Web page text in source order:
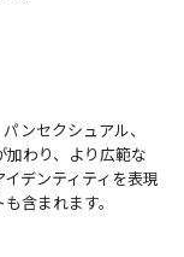
ンセクシュアル、
わり、より広範な
デンティティを表現
含まれます。